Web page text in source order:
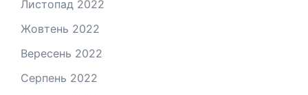
Листопад 2022
Жовтень 2022
Вересень 2022
Серпень 2022